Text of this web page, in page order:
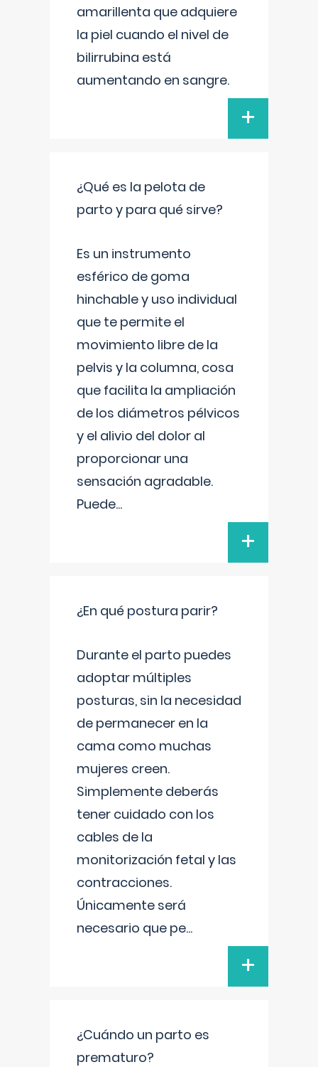
amarillenta que adquiere
la piel cuando el nivel de
bilirrubina está
aumentando en sangre.
+
¿Qué es la pelota de
parto y para qué sirve?
Es un instrumento
esférico de goma
hinchable y uso individual
que te permite el
movimiento libre de la
pelvis y la columna, cosa
que facilita la ampliación
de los diámetros pélvicos
y el alivio del dolor al
proporcionar una
sensación agradable.
Puede...
+
¿En qué postura parir?
Durante el parto puedes
adoptar múltiples
posturas, sin la necesidad
de permanecer en la
cama como muchas
mujeres creen.
Simplemente deberás
tener cuidado con los
cables de la
monitorización fetal y las
contracciones.
Únicamente será
necesario que pe...
+
¿Cuándo un parto es
prematuro?